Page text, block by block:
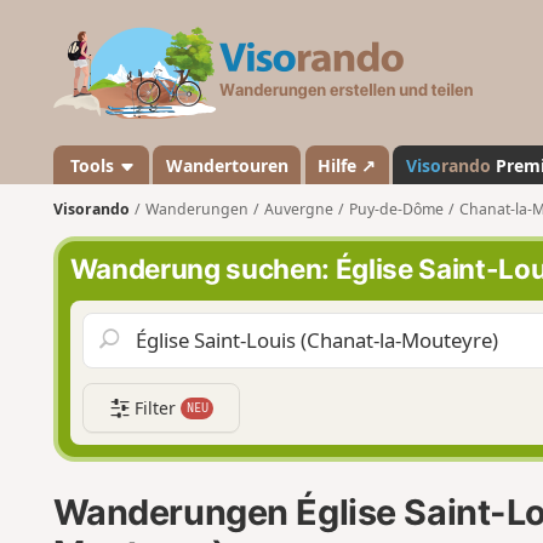
a
n
d
o
Tools Wandertouren Hilfe ↗ Visorando
Visorando Wanderungen Auvergne Puy-de-Dôme Chanat-la-
Wanderung suchen: Église Saint-
Filter NEU
Wanderungen Église Saint-